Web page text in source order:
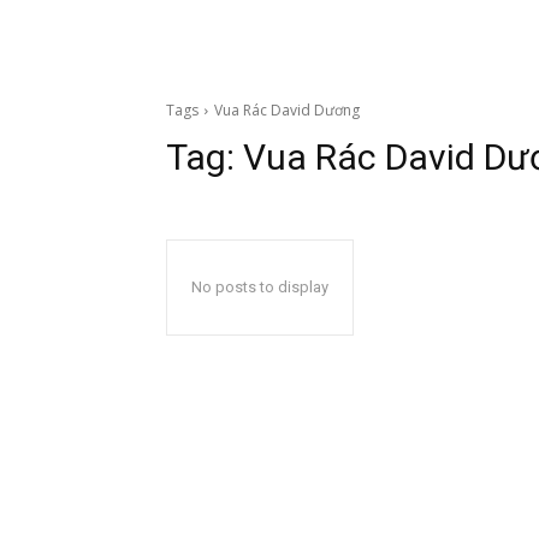
Tags Vua Rác David Dương
Tag: Vua Rác David
No posts to display